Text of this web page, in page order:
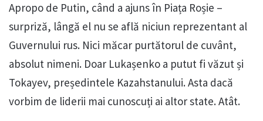
Apropo de Putin, când a ajuns în Piața Roșie –
surpriză, lângă el nu se află niciun reprezentant al
Guvernului rus. Nici măcar purtătorul de cuvânt,
absolut nimeni. Doar Lukașenko a putut fi văzut și
Tokayev, președintele Kazahstanului. Asta dacă
vorbim de liderii mai cunoscuți ai altor state. Atât.